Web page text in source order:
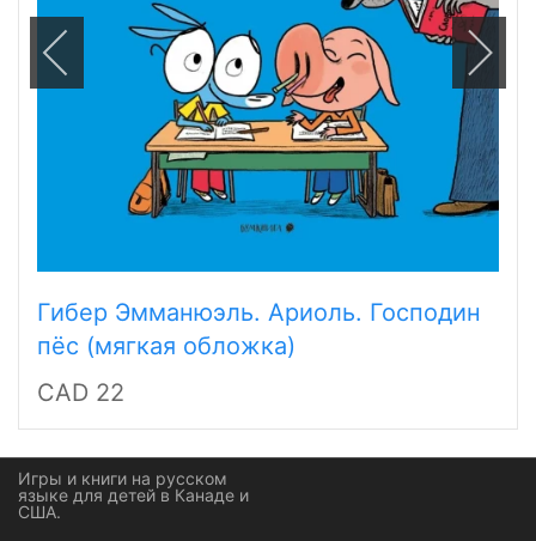
Гибер Эмманюэль. Ариоль. Господин
пёс (мягкая обложка)
CAD 22
Игры и книги на русском
языке для детей в Канаде и
США.